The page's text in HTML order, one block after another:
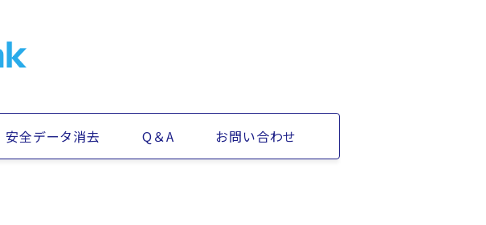
安全データ消去 Q＆A お問い合わせ